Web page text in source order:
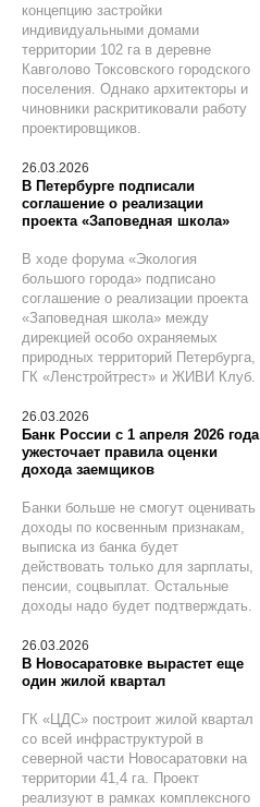
концепцию застройки
индивидуальными домами
территории 102 га в деревне
Кавголово Токсовского городского
поселения. Однако архитекторы и
чиновники раскритиковали работу
проектировщиков.
26.03.2026
В Петербурге подписали
соглашение о реализации
проекта «Заповедная школа»
В ходе форума «Экология
большого города» подписано
соглашение о реализации проекта
«Заповедная школа» между
дирекцией особо охраняемых
природных территорий Петербурга,
ГК «Ленстройтрест» и ЖИВИ Клуб.
26.03.2026
Банк России с 1 апреля 2026 года
ужесточает правила оценки
дохода заемщиков
Банки больше не смогут оценивать
доходы по косвенным признакам,
выписка из банка будет
действовать только для зарплаты,
пенсии, соцвыплат. Остальные
доходы надо будет подтверждать.
26.03.2026
В Новосаратовке вырастет еще
один жилой квартал
ГК «ЦДС» построит жилой квартал
со всей инфраструктурой в
северной части Новосаратовки на
территории 41,4 га. Проект
реализуют в рамках комплексного